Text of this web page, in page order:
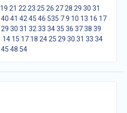
19 21 22 23 25 26 27 28 29 30 31
40 41 42 45 46 535 7 9 10 13 16 17
29 30 31 32 33 34 35 36 37 38 39
14 15 17 18 24 25 29 30 31 33 34
45 48 54